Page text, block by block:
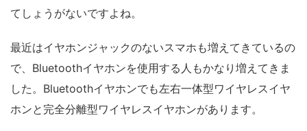
てしょうがないですよね。
最近はイヤホンジャックのないスマホも増えてきているの
で、Bluetoothイヤホンを使用する人もかなり増えてきま
した。Bluetoothイヤホンでも左右一体型ワイヤレスイヤ
ホンと完全分離型ワイヤレスイヤホンがあります。